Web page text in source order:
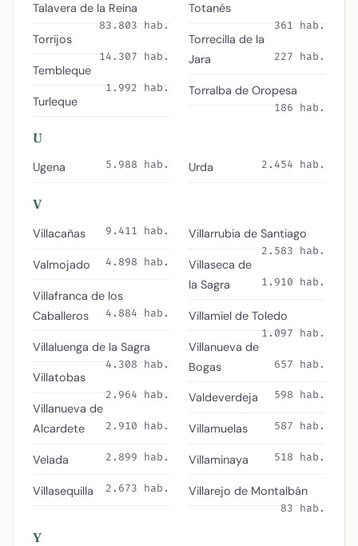
Talavera de la Reina
83.803 hab.
Torrijos
14.307 hab.
Tembleque
1.992 hab.
Turleque
Totanés
361 hab.
Torrecilla de la
Jara
227 hab.
Torralba de Oropesa
186 hab.
U
Ugena 5.988 hab. Urda 2.454 hab.
V
Villacañas 9.411 hab.
Valmojado 4.898 hab.
Villafranca de los
Caballeros
4.884 hab.
Villaluenga de la Sagra
4.308 hab.
Villatobas
2.964 hab.
Villanueva de
Alcardete
2.910 hab.
Velada 2.899 hab.
Villasequilla 2.673 hab.
Villarrubia de Santiago
2.583 hab.
Villaseca de
la Sagra
1.910 hab.
Villamiel de Toledo
1.097 hab.
Villanueva de
Bogas
657 hab.
Valdeverdeja 598 hab.
Villamuelas 587 hab.
Villaminaya 518 hab.
Villarejo de Montalbán
83 hab.
Y